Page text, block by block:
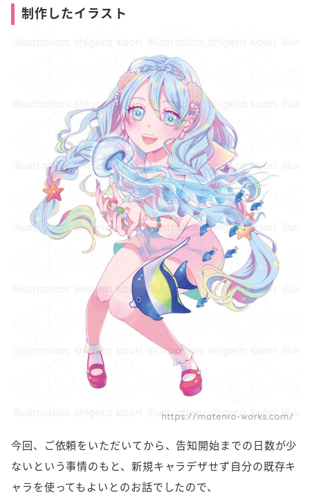
制作したイラスト
今回、ご依頼をいただいてから、告知開始までの日数が少
ないという事情のもと、新規キャラデザせず自分の既存キ
ャラを使ってもよいとのお話でしたので、